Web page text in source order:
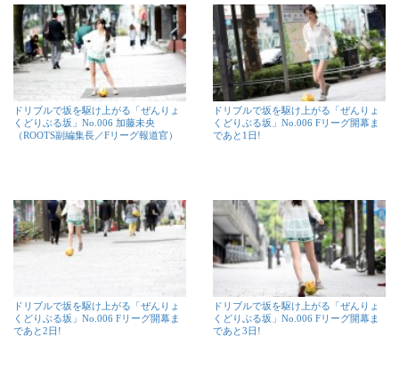
ドリブルで坂を駆け上がる「ぜんりょ
くどりぶる坂」No.006 加藤未央
（ROOTS副編集長／Fリーグ報道官）
ドリブルで坂を駆け上がる「ぜんりょ
くどりぶる坂」No.006 Fリーグ開幕ま
であと1日!
ドリブルで坂を駆け上がる「ぜんりょ
くどりぶる坂」No.006 Fリーグ開幕ま
であと2日!
ドリブルで坂を駆け上がる「ぜんりょ
くどりぶる坂」No.006 Fリーグ開幕ま
であと3日!